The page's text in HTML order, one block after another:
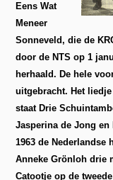
Eens Wat
Meneer
Sonneveld, die de
door de NTS op 1
herhaald. De hele
uitgebracht. Het
staat Drie
Jasperina de Jong en
1963 de Nederlandse
Anneke Grönloh drie
Catootje op de